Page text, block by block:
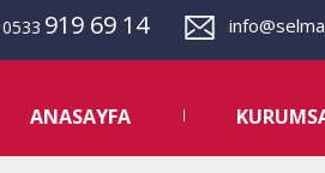
0533 919 69 14
ANASAYFA